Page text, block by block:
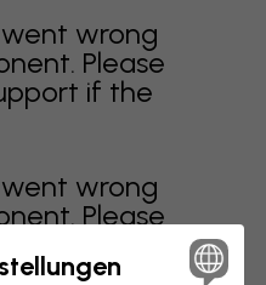
wrong
Please
if the
wrong
Please
if the